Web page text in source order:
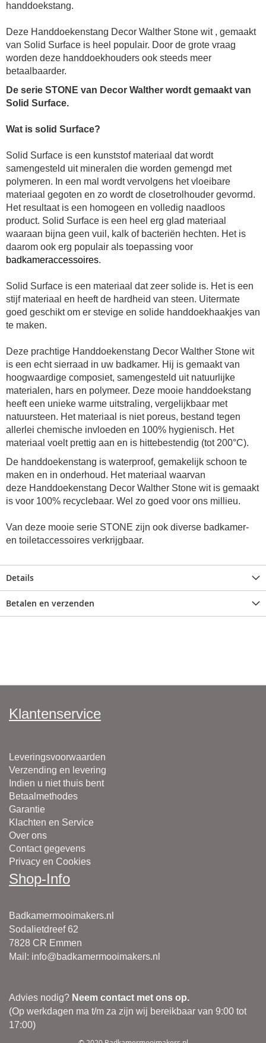
handdoekstang.
Deze Handdoekenstang Decor Walther Stone wit , gemaakt
van Solid Surface is heel populair. Door de grote vraag
worden deze handdoekhouders ook steeds meer
betaalbaarder.
De serie STONE van Decor Walther wordt gemaakt van
Solid Surface.
Wat is solid Surface?
Solid Surface is een kunststof materiaal dat wordt
samengesteld uit mineralen die worden gemengd met
polymeren. In een mal wordt vervolgens het vloeibare
materiaal gegoten en zo wordt de closetrolhouder gevormd.
Het resultaat is een homogeen en volledig naadloos
product. Solid Surface is een heel erg glad materiaal
waaraan bijna geen vuil, kalk of bacteriën hechten. Het is
daarom ook erg populair als toepassing voor
badkameraccessoires.
Solid Surface is een materiaal dat zeer solide is. Het is een
stijf materiaal en heeft de hardheid van steen. Uitermate
goed geschikt om er stevige en solide handdoekhaakjes van
te maken.
Deze prachtige Handdoekenstang Decor Walther Stone wit
is een echt sierraad in uw badkamer. Hij is gemaakt van
hoogwaardige composiet, samengesteld uit natuurlijke
materialen, hars en polymeer. Deze mooie handdoekstang
heeft een unieke warme uitstraling, vergelijkbaar met
natuursteen. Het materiaal is niet poreus, bestand tegen
allerlei chemische invloeden en 100% hygienisch. Het
materiaal voelt prettig aan en is hittebestendig (tot 200°C).
De handdoekenstang is waterproof, gemakelijk schoon te
maken en in onderhoud. Het materiaal waarvan
deze Handdoekenstang Decor Walther Stone wit is gemaakt
is voor 100% recyclebaar. Wel zo goed voor ons millieu.
Van deze mooie serie STONE zijn ook diverse badkamer-
en toiletaccessoires verkrijgbaar.
Details
Betalen en verzenden
Klantenservice
Leveringsvoorwaarden
Verzending en levering
Indien u niet thuis bent
Betaalmethodes
Garantie
Klachten en Service
Over ons
Contact gegevens
Privacy en Cookies
Shop-Info
Badkamermooimakers.nl
Sodalietdreef 62
7828 CR Emmen
Mail : info@badkamermooimakers.nl
Advies nodig? Neem contact met ons op.
(Op werkdagen ma t/m za zijn wij bereikbaar van 9:00 tot
17:00)